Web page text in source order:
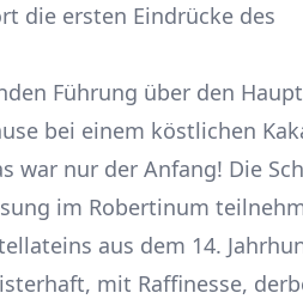
die ersten Eindrücke des
Führung über den
bei einem köstlichen
war nur der Anfang! Die
im Robertinum
aus dem 14.
mit Raffinesse,